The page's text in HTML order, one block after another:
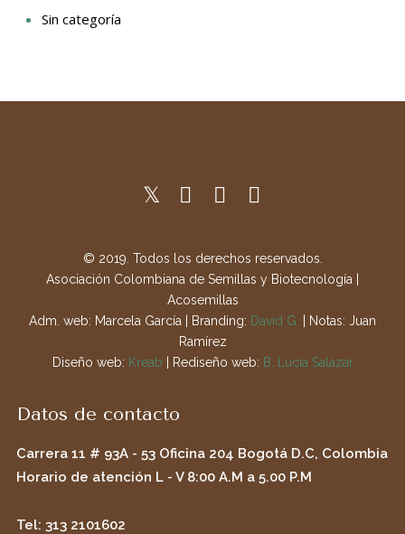
Sin categoría
© 2019. Todos los derechos reservados.
Asociación Colombiana de Semillas y Biotecnología |
Acosemillas
Adm. web: Marcela García | Branding: David G.
| Notas: Juan
Ramírez
Diseño web: Kreab | Rediseño web: B. Lucia Salazar
Datos de contacto
Carrera 11 # 93A - 53 Oficina 204 Bogotá D.C, Colombia
Horario de atención L - V 8:00 A.M a 5.00 P.M
Tel: 313 2101602